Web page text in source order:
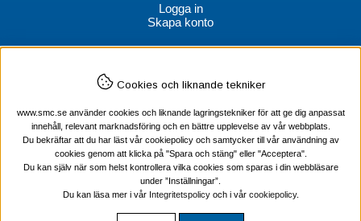
Logga in
Skapa konto
SMC Stockholms Maskincentral AB
100 64 Stockholm
Tel Verktyg: 08-578 55 230
Tel Värmekabel: 08-578 55 240
Cookies och liknande tekniker
www.smc.se använder cookies och liknande lagringstekniker för att ge dig anpassat
innehåll, relevant marknadsföring och en bättre upplevelse av vår webbplats.
Du bekräftar att du har läst vår cookiepolicy och samtycker till vår användning av
cookies genom att klicka på "Spara och stäng" eller "Acceptera".
Du kan själv när som helst kontrollera vilka cookies som sparas i din webbläsare
under ”Inställningar”.
Du kan läsa mer i vår Integritetspolicyoch i vår cookiepolicy.